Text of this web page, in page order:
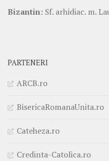
Bizantin: Sf. arhidiac. m.
PARTENERI
ARCB.ro
BisericaRomanaUnita.ro
Cateheza.ro
Credinta-Catolica.ro